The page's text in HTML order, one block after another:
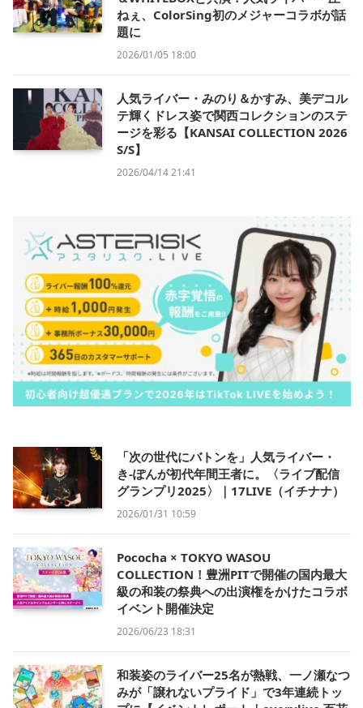
ねぇ、ColorSing初のメジャーコラボが話
題に
2026/01/05 18:00
人気ライバー・みのり＆かすみ、美デコル
テ輝くドレス姿で関西コレクションのステ
ージを彩る【KANSAI COLLECTION 2026
S/S】
2026/04/14 21:41
「次の世代にバトンを」人気ライバー・
き-ぽんが初代年間王者に。〈ライブ配信
グランプリ2025〉｜17LIVE（イチナナ）
2026/01/31 10:59
Pococha × TOKYO WASOU
COLLECTION！豊洲PITで開催の国内最大
級の和装の祭典への出演権をかけたコラボ
イベント開催決定
2026/06/23 18:31
和装姿のライバー25名が熱戦、一ノ瀬なつ
みが「譲れないプライド」で3年連続トッ